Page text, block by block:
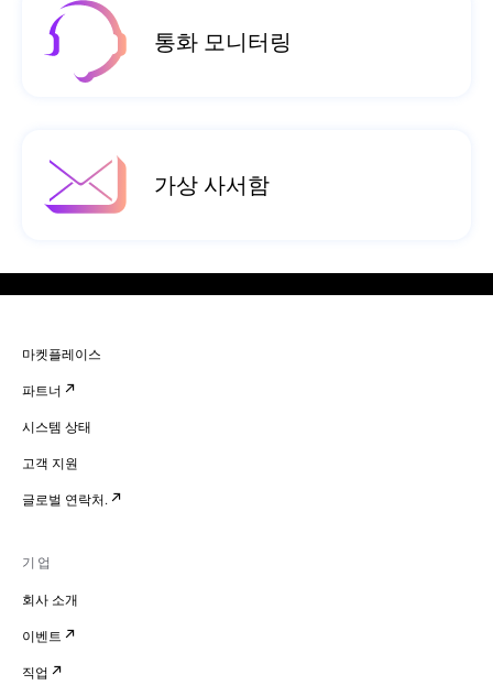
통화 모니터링
가상 사서함
마켓플레이스
파트너
시스템 상태
고객 지원
글로벌 연락처.
기업
회사 소개
이벤트
직업